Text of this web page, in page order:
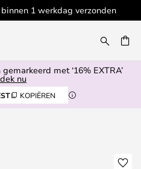
1 werkdag verzonden
met ‘16% EXTRA’
nu
KOPIËREN